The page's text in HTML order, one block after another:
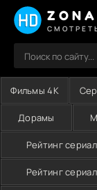
Фильмы 4K
Дорамы
Рейтинг
Рейтинг